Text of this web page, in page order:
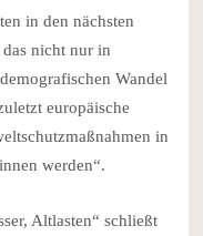
in den nächsten
nicht nur in
Wandel
europäische
in
werden“.
Altlasten“ schließt